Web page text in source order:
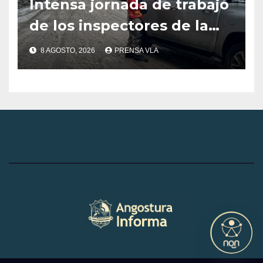
Intensa jornada de trabajo
de los inspectores de la
Dirección de Tránsito y
Transporte de la
Angostura
8 AGOSTO, 2026 PRENSA VLA